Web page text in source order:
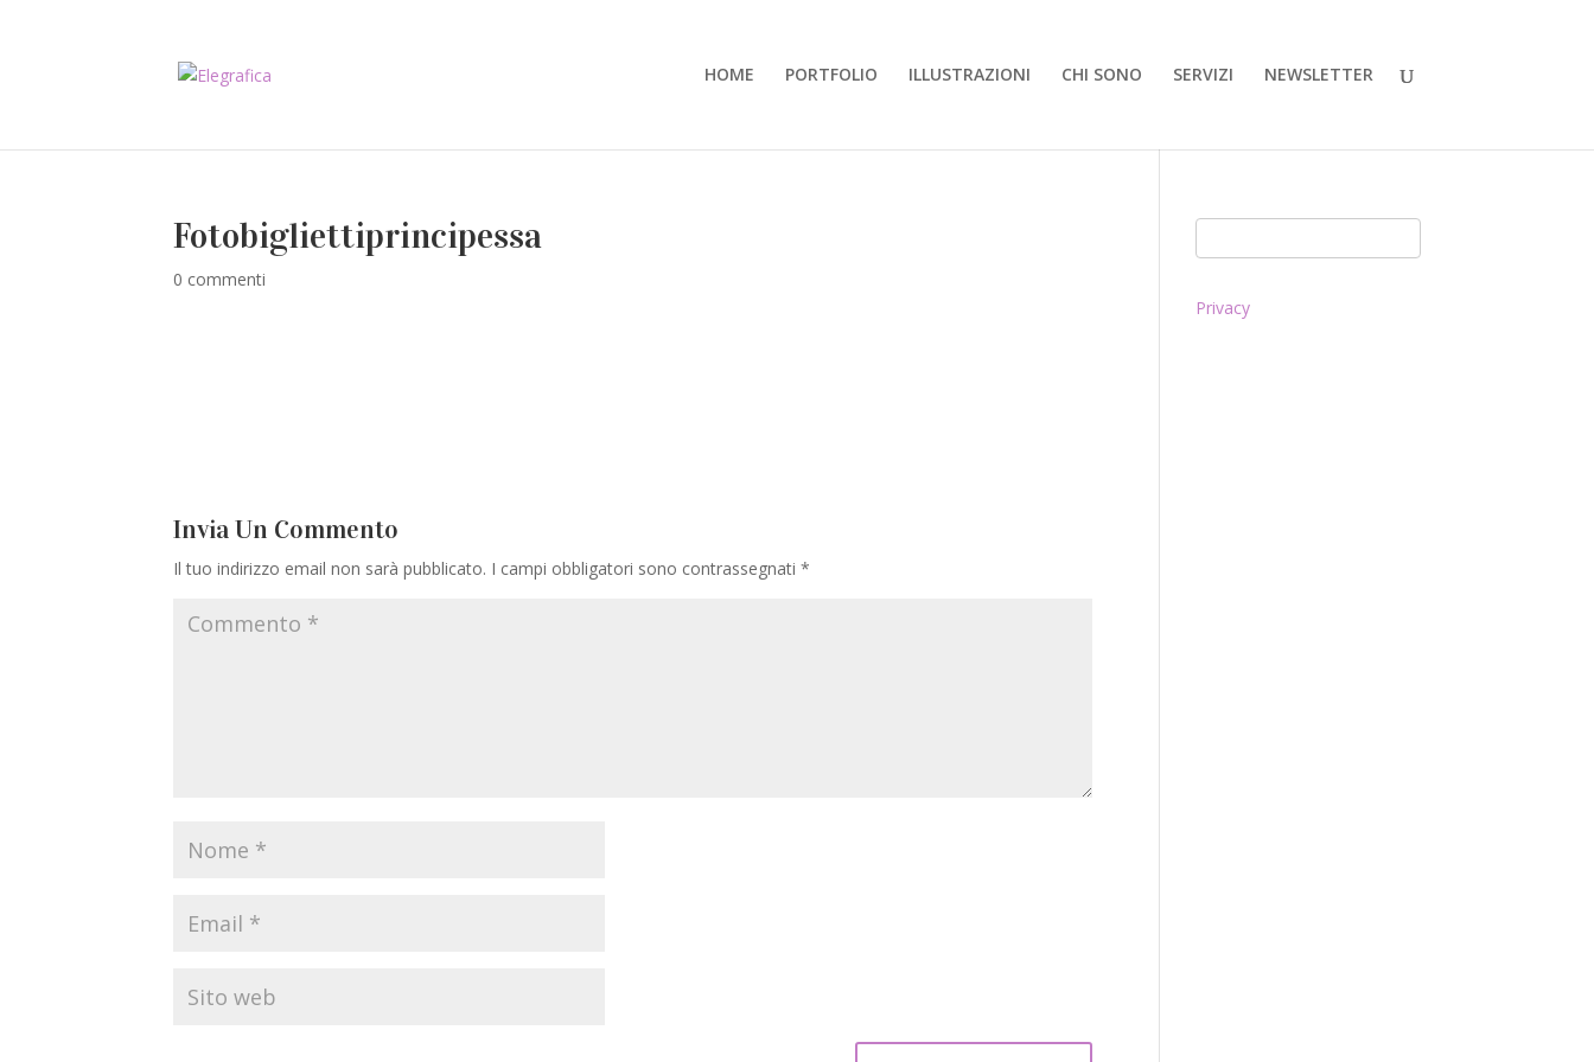
HOME PORTFOLIO ILLUSTRAZIONI CHI SONO SERVIZI NEWSLETTER
Fotobigliettiprincipessa
0 commenti
Invia Un Commento
Il tuo indirizzo email non sarà pubblicato. I campi obbligatori sono contrassegnati *
Privacy